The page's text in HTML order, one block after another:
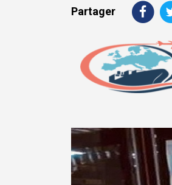
Partager